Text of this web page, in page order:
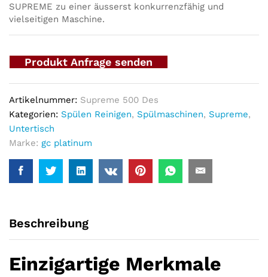
SUPREME zu einer äusserst konkurrenzfähig und
vielseitigen Maschine.
Produkt Anfrage senden
Artikelnummer: Supreme 500 Des
Kategorien: Spülen Reinigen, Spülmaschinen, Supreme,
Untertisch
Marke: gc platinum
Beschreibung
Einzigartige Merkmale